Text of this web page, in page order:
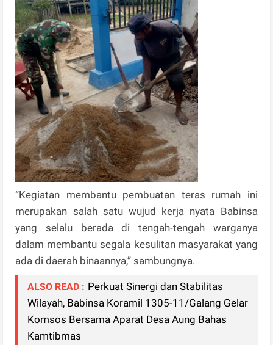
“Kegiatan membantu pembuatan teras rumah ini
merupakan salah satu wujud kerja nyata Babinsa
yang selalu berada di tengah-tengah warganya
dalam membantu segala kesulitan masyarakat yang
ada di daerah binaannya,” sambungnya.
ALSO READ : Perkuat Sinergi dan Stabilitas
Wilayah, Babinsa Koramil 1305-11/Galang Gelar
Komsos Bersama Aparat Desa Aung Bahas
Kamtibmas